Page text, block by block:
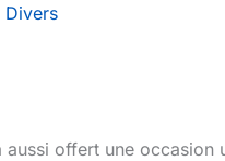
Divers
offert une